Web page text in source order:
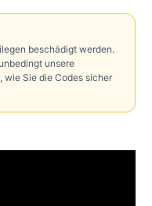
beschädigt werden.
unsere
wie Sie die Codes sicher